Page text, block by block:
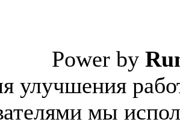
Power by
улучшения
мы